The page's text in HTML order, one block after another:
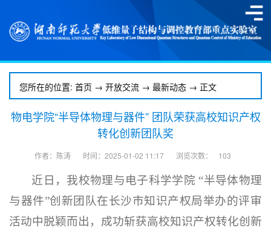
您所在的位置: 首页 → 开放交流 → 最新动态 → 正文
物电学院“半导体物理与器件” 团队荣获高校知识产权
转化创新团队奖
作者：陈涛 时间：2025-01-02 11:17 浏览次数： 103
近日，我校物理与电子科学学院 “半导体物理
与器件”创新团队在长沙市知识产权局举办的评审
活动中脱颖而出，成功斩获高校知识产权转化创新